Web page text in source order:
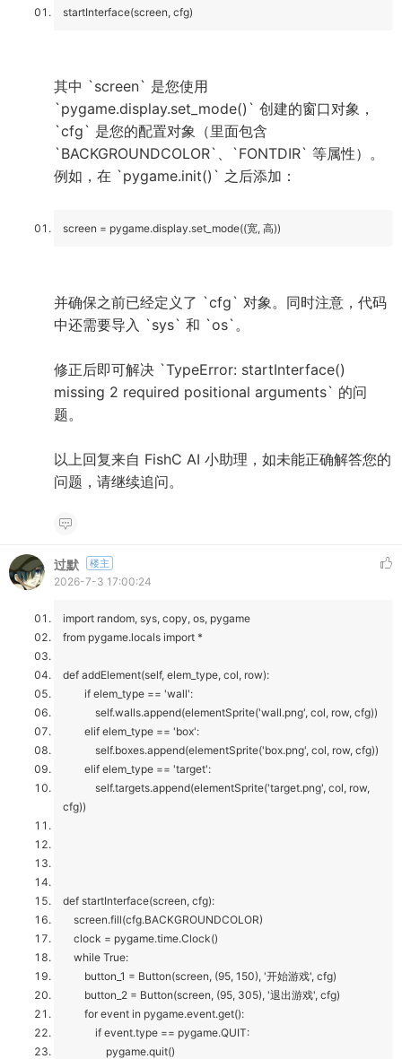
startInterface(screen, cfg)
其中 `screen` 是您使用
`pygame.display.set_mode()` 创建的窗口对象，
`cfg` 是您的配置对象（里面包含
`BACKGROUNDCOLOR`、`FONTDIR` 等属性）。
例如，在 `pygame.init()` 之后添加：
screen = pygame.display.set_mode((宽, 高))
并确保之前已经定义了 `cfg` 对象。同时注意，代码
中还需要导入 `sys` 和 `os`。
修正后即可解决 `TypeError: startInterface()
missing 2 required positional arguments` 的问
题。
以上回复来自 FishC AI 小助理，如未能正确解答您的
问题，请继续追问。
过默 楼主
2026-7-3 17:00:24
import random, sys, copy, os, pygame
from pygame.locals import *
def addElement(self, elem_type, col, row):
if elem_type == 'wall':
self.walls.append(elementSprite('wall.png', col, row, cfg))
elif elem_type == 'box':
self.boxes.append(elementSprite('box.png', col, row, cfg))
elif elem_type == 'target':
self.targets.append(elementSprite('target.png', col, row,
cfg))
def startInterface(screen, cfg):
screen.fill(cfg.BACKGROUNDCOLOR)
clock = pygame.time.Clock()
while True:
button_1 = Button(screen, (95, 150), '开始游戏', cfg)
button_2 = Button(screen, (95, 305), '退出游戏', cfg)
for event in pygame.event.get():
if event.type == pygame.QUIT:
pygame.quit()